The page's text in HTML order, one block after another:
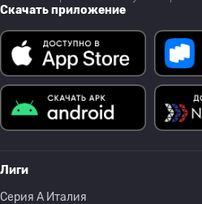
Скачать приложение
Лиги
Серия A Италия